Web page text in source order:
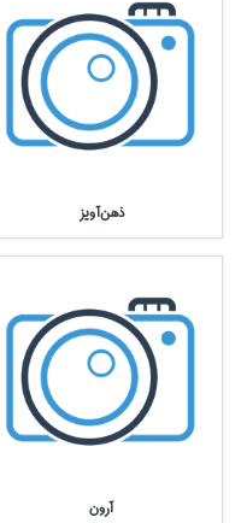
ذهن‌آويز
آرون